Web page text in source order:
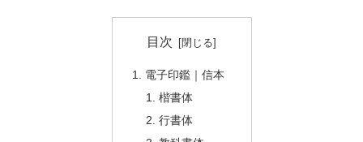
目次
電子印鑑｜信本
楷書体
行書体